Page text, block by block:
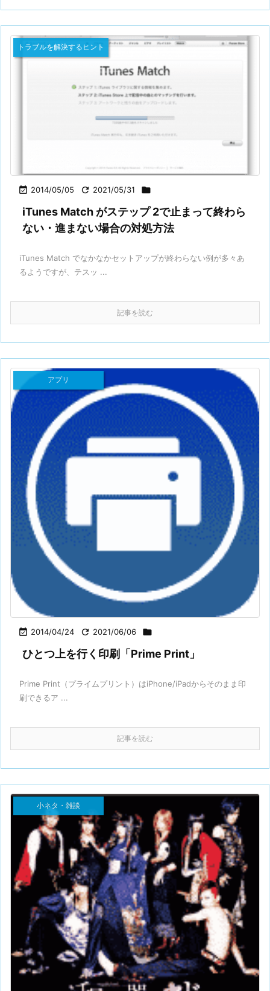
 2014/05/05  2021/05/31 
トラブルを解決するヒント
iTunes Match がステップ 2で止まって終わら
ない・進まない場合の対処方法
iTunes Match でなかなかセットアップが終わらない例が多々あ
るようですが、テスッ ...
記事を読む
 2014/04/24  2021/06/06 
アプリ
ひとつ上を行く印刷「Prime Print」
Prime Print（プライムプリント）はiPhone/iPadからそのまま印
刷できるア ...
記事を読む
小ネタ・雑談